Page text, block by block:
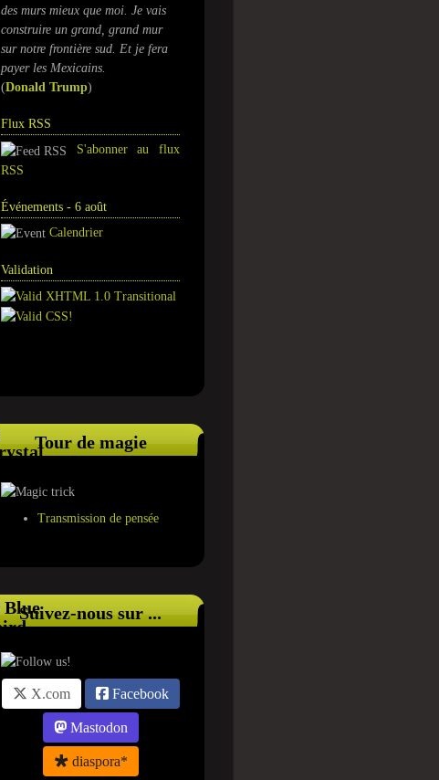
des murs mieux que moi. Je vais
construire un grand, grand mur
sur notre frontière sud. Et je fera
payer les Mexicains.
(Donald Trump)
Flux RSS
S'abonner au flux
RSS
Événements - 6 août
Calendrier
Validation
Tour de magie
Transmission de pensée
Suivez-nous sur ...
X.com Facebook
Mastodon
diaspora*